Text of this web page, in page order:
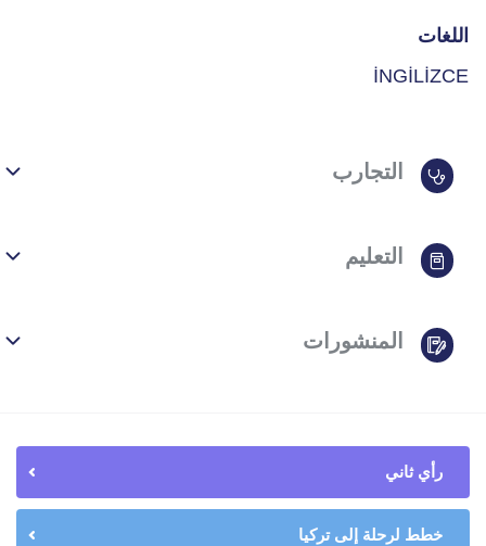
اللغات
İNGİLİZCE
التجارب
التعليم
المنشورات
رأي ثاني
خطط لرحلة إلى تركيا